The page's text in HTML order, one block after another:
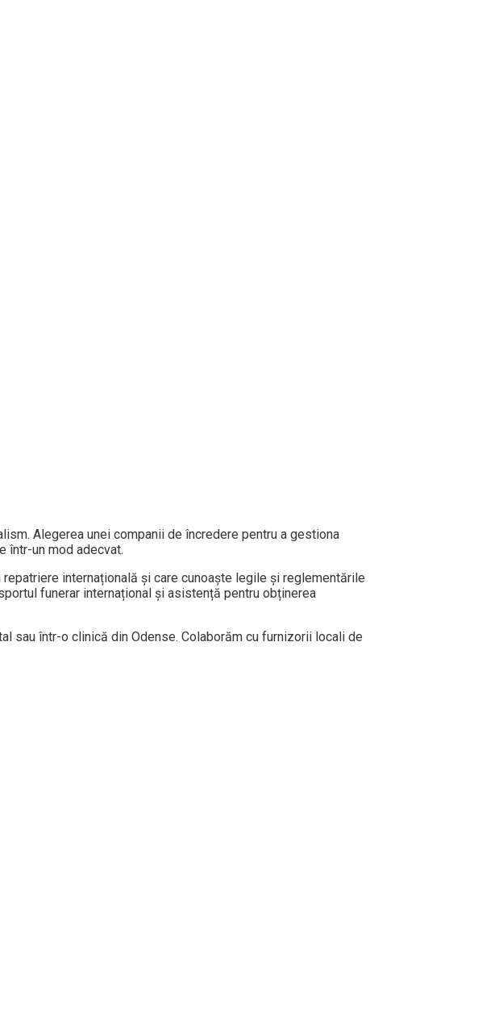
Alegerea unei companii de încredere pentru a gestiona
într-un mod adecvat.
internațională și care cunoaște legile și reglementările
funerar internațional și asistență pentru obținerea
sau într-o clinică din Odense. Colaborăm cu furnizorii locali de